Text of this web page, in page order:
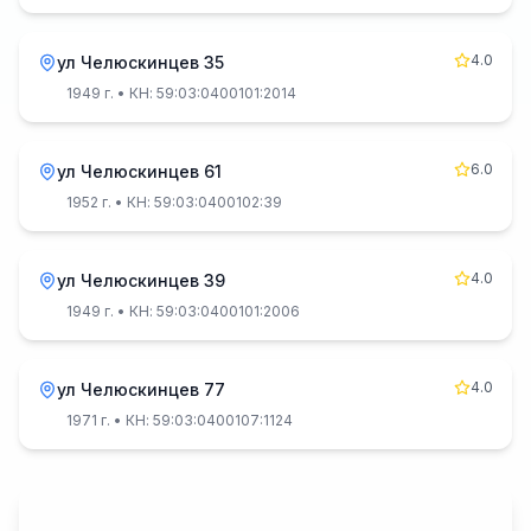
ул Челюскинцев 35
4.0
1949 г. • КН: 59:03:0400101:2014
ул Челюскинцев 61
6.0
1952 г. • КН: 59:03:0400102:39
ул Челюскинцев 39
4.0
1949 г. • КН: 59:03:0400101:2006
ул Челюскинцев 77
4.0
1971 г. • КН: 59:03:0400107:1124